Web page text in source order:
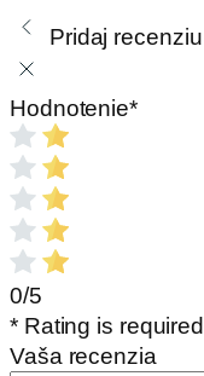
polohlboký
Pridaj recenziu
Hodnotenie*
0/5
* Rating is required
Vaša recenzia